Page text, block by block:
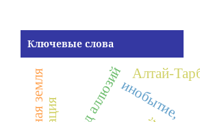
Ключевые слова
инобытие,
Алтай-